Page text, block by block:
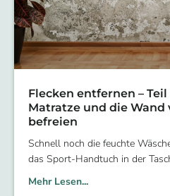
Flecken entfernen –
Matratze und die Wand
befreien
Schnell noch die feuchte
das Sport-Handtuch in der
Mehr Lesen...